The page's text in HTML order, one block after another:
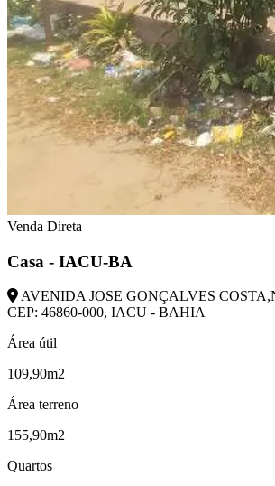
Venda Direta
Casa - IACU-BA
AVENIDA JOSE GONÇALVES
CEP: 46860-000, IACU - BAHIA
Área útil
109,90m2
Área terreno
155,90m2
Quartos